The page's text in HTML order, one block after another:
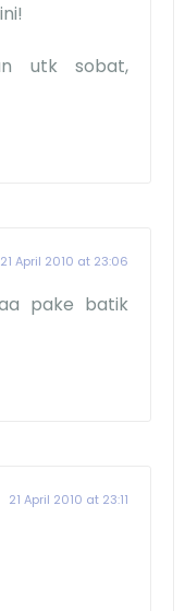
utk sobat,
21 April 2010 at 23:06
pake batik
21 April 2010 at 23:11